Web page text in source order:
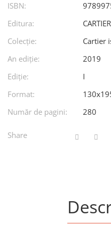
ISBN:
Editura:
CARTIER
Colecție:
Cartier
An ediţie:
2019
Ediţie:
I
Format:
Număr de pagini:
280
Share